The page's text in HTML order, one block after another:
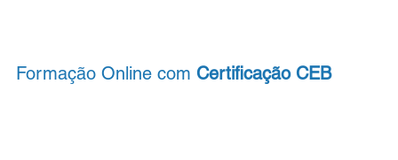
Formação Online com Certificação CEB